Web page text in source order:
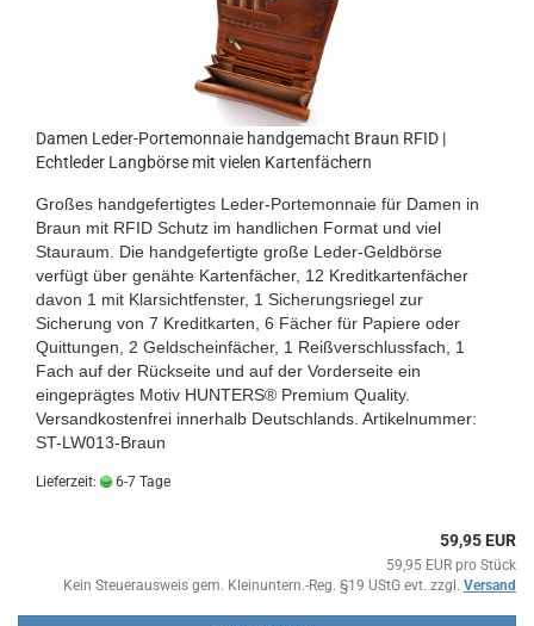
Damen Leder-Portemonnaie handgemacht Braun RFID |
Echtleder Langbörse mit vielen Kartenfächern
Großes handgefertigtes Leder-Portemonnaie für Damen in
Braun mit RFID Schutz im handlichen Format und viel
Stauraum. Die handgefertigte große Leder-Geldbörse
verfügt über genähte Kartenfächer, 12 Kreditkartenfächer
davon 1 mit Klarsichtfenster, 1 Sicherungsriegel zur
Sicherung von 7 Kreditkarten, 6 Fächer für Papiere oder
Quittungen, 2 Geldscheinfächer, 1 Reißverschlussfach, 1
Fach auf der Rückseite und auf der Vorderseite ein
eingeprägtes Motiv HUNTERS® Premium Quality.
Versandkostenfrei innerhalb Deutschlands. Artikelnummer:
ST-LW013-Braun
Lieferzeit: 6-7 Tage
59,95 EUR
59,95 EUR pro Stück
Kein Steuerausweis gem. Kleinuntern.-Reg. §19 UStG evt. zzgl. Versand